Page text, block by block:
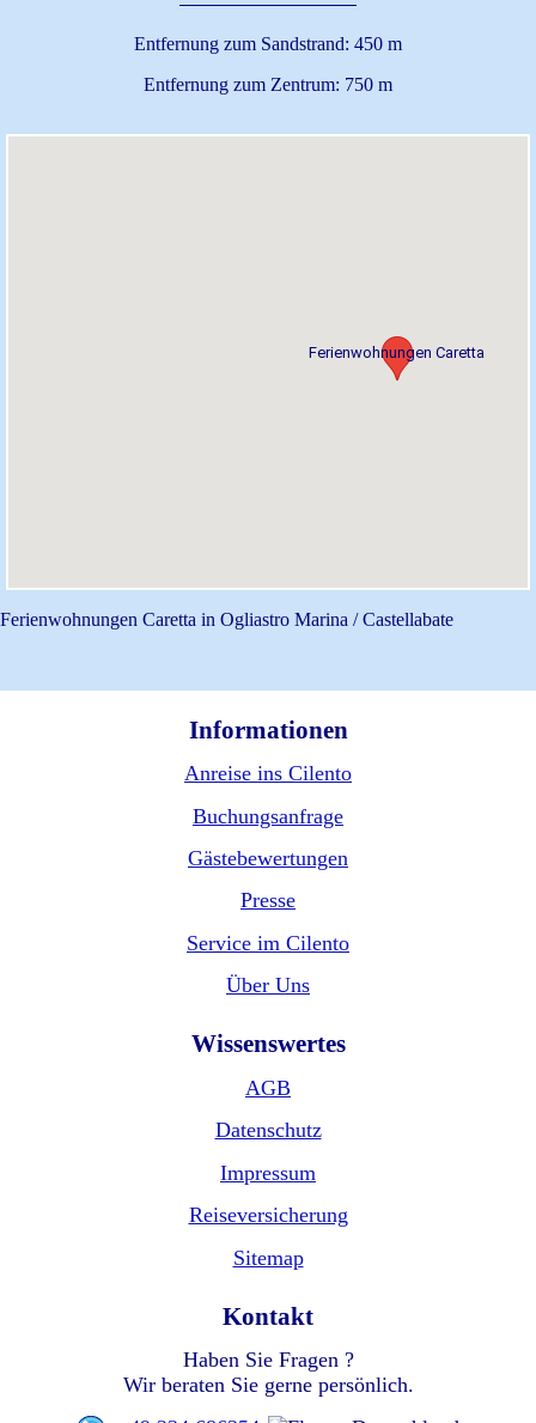
Entfernung zum Sandstrand: 450 m
Entfernung zum Zentrum: 750 m
Ferienwohnungen Caretta
Ferienwohnungen Caretta in Ogliastro Marina / Castellabate
Informationen
Anreise ins Cilento
Buchungsanfrage
Gästebewertungen
Presse
Service im Cilento
Über Uns
Wissenswertes
AGB
Datenschutz
Impressum
Reiseversicherung
Sitemap
Kontakt
Haben Sie Fragen ?
Wir beraten Sie gerne persönlich.